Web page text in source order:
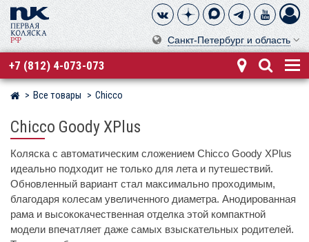
Санкт-Петербург и область
+7 (812) 4-073-073
Магазин детских колясок
Все товары Chicco
Chicco Goody XPlus
Коляска с автоматическим сложением Chicco Goody XPlus
идеально подходит не только для лета и путешествий.
Обновленный вариант стал максимально проходимым,
благодаря колесам увеличенного диаметра. Анодированная
рама и высококачественная отделка этой компактной
модели впечатляет даже самых взыскательных родителей.